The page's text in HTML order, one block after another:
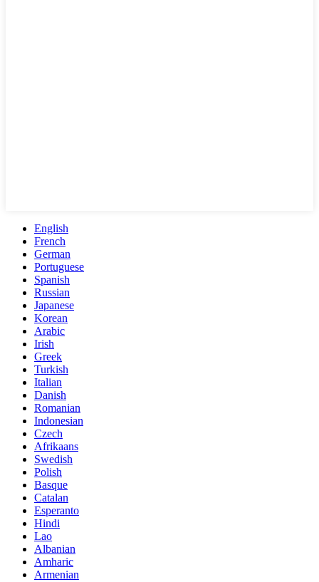
English
French
German
Portuguese
Spanish
Russian
Japanese
Korean
Arabic
Irish
Greek
Turkish
Italian
Danish
Romanian
Indonesian
Czech
Afrikaans
Swedish
Polish
Basque
Catalan
Esperanto
Hindi
Lao
Albanian
Amharic
Armenian